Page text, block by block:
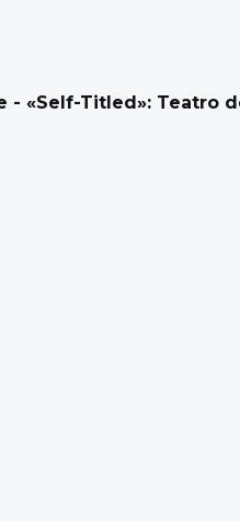
- «Self-Titled»: Teatro